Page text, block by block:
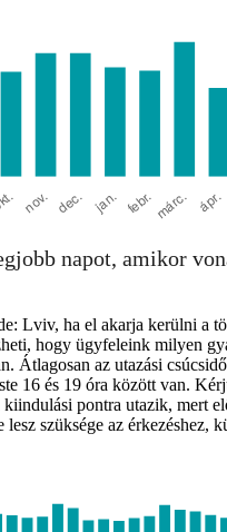
napot, amikor
Lviv, ha el akarja kerülni a
hogy ügyfeleink milyen
Átlagosan az utazási
16 és 19 óra között van.
kiindulási pontra utazik, mert
szüksége az érkezéshez,